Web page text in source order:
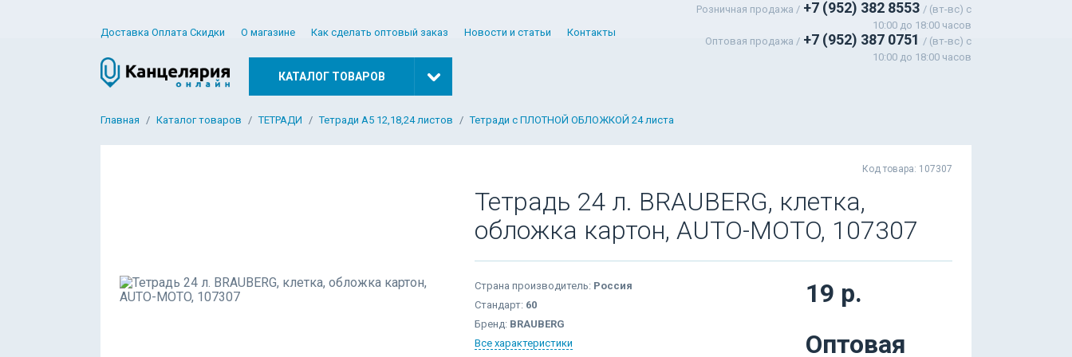
Доставка Оплата Скидки О магазине Как сделать оптовый заказ Новости и статьи Контакты
Розничная продажа / +7 (952) 382 8553 / (вт-вс) c
10:00 до 18:00 часов
Оптовая продажа / +7 (952) 387 0751 / (вт-вс) с
10:00 до 18:00 часов
КАТАЛОГ ТОВАРОВ
Главная Каталог товаров ТЕТРАДИ Тетради А5 12,18,24 листов Тетради с ПЛОТНОЙ ОБЛОЖКОЙ 24 листа
Код товара: 107307
Тетрадь 24 л. BRAUBERG, клетка,
обложка картон, AUTO-MOTO, 107307
Страна производитель: Россия
Стандарт: 60
Бренд: BRAUBERG
Все характеристики
19 р.
Оптовая